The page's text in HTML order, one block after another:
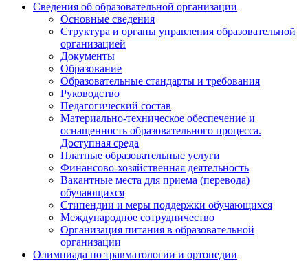
Сведения об образовательной организации
Основные сведения
Структура и органы управления образовательной
организацией
Документы
Образование
Образовательные стандарты и требования
Руководство
Педагогический состав
Материально-техническое обеспечение и
оснащенность образовательного процесса.
Доступная среда
Платные образовательные услуги
Финансово-хозяйственная деятельность
Вакантные места для приема (перевода)
обучающихся
Стипендии и меры поддержки обучающихся
Международное сотрудничество
Организация питания в образовательной
организации
Олимпиада по травматологии и ортопедии